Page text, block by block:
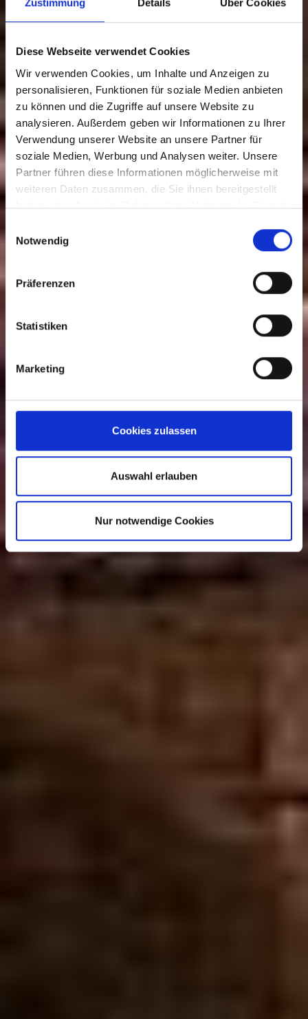
Zustimmung Details Über Cookies
Diese Webseite verwendet Cookies
Wir verwenden Cookies, um Inhalte und Anzeigen zu
personalisieren, Funktionen für soziale Medien anbieten
zu können und die Zugriffe auf unsere Website zu
analysieren. Außerdem geben wir Informationen zu Ihrer
Verwendung unserer Website an unsere Partner für
soziale Medien, Werbung und Analysen weiter. Unsere
Partner führen diese Informationen möglicherweise mit
weiteren Daten zusammen, die Sie ihnen bereitgestellt
haben oder die sie im Rahmen Ihrer Nutzung der Dienste
Notwendig
Präferenzen
Statistiken
Marketing
Cookies zulassen
Auswahl erlauben
Nur notwendige Cookies